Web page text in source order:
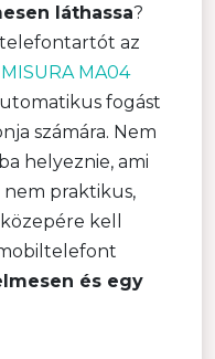
láthassa?
az
MISURA MA04
fogást
számára. Nem
helyeznie, ami
praktikus,
kell
és egy